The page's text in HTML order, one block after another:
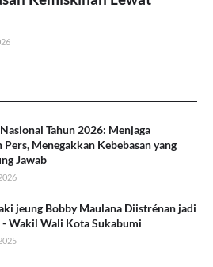
Tahun 2026: Menjaga
Pers, Menegakkan Kebebasan yang
Jawab
jeung Bobby Maulana Diistrénan jadi
Wakil Wali Kota Sukabumi